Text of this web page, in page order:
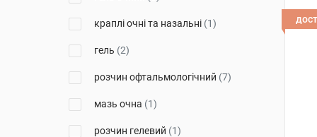
краплі очні та назальні (1)
гель (2)
розчин офтальмологічний (7)
мазь очна (1)
розчин гелевий (1)